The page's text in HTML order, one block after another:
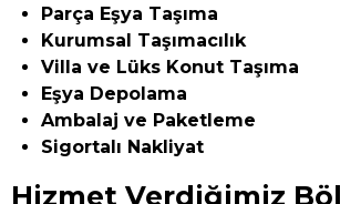
Parça Eşya Taşıma
Kurumsal Taşımacılık
Villa ve Lüks Konut Taşıma
Eşya Depolama
Ambalaj ve Paketleme
Sigortalı Nakliyat
Hizmet Verdiğimiz